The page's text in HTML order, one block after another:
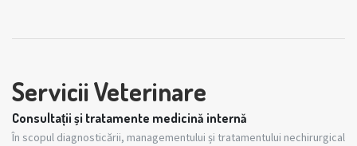
Servicii Veterinare
Consultații și tratamente medicină internă
În scopul diagnosticării, managementului și tratamentului nechirurgical